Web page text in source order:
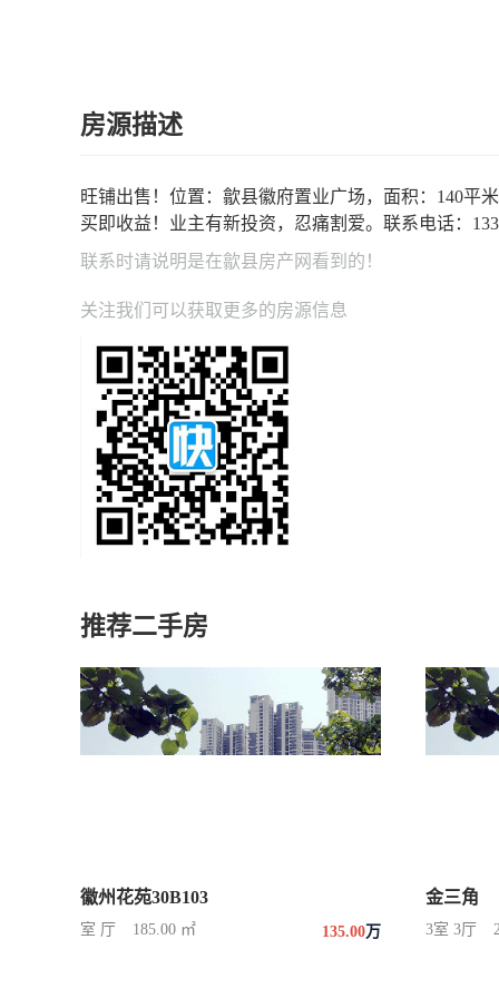
房源描述
旺铺出售！位置：歙县徽府置业广场，面积：140平
买即收益！业主有新投资，忍痛割爱。联系电话：
联系时请说明是在歙县房产网 看到的！
关注我们可以获取更多的房源信息
推荐二手房
徽州花苑30B103
室 厅 185.00 ㎡ 135.00万
金三角
3室 3厅